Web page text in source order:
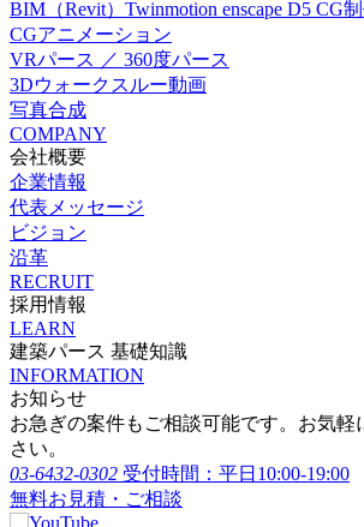
BIM（Revit）Twinmotion enscape D5 CG
CGアニメーション
VRパース ／ 360度パース
3Dウォークスルー動画
写真合成
COMPANY
会社概要
企業情報
代表メッセージ
ビジョン
沿革
RECRUIT
採用情報
LEARN
建築パース 基礎知識
INFORMATION
お知らせ
お急ぎの案件もご相談可能です。お気軽
さい。
03-6432-0302 受付時間：平日10:00-19:00
無料お見積・ご相談